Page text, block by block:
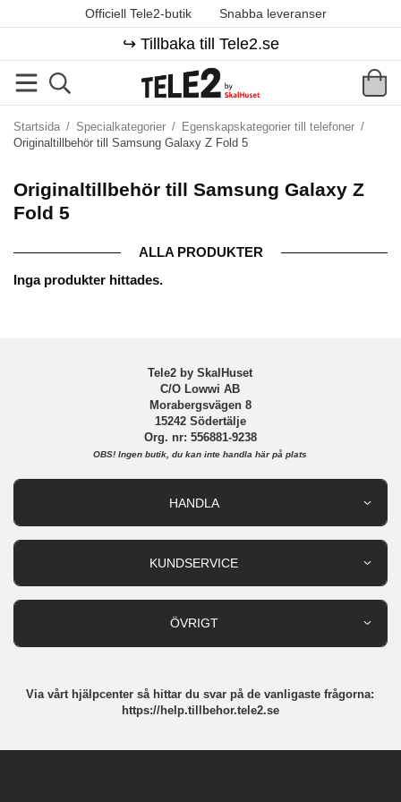
Officiell Tele2-butik Snabba leveranser
↪️ Tillbaka till Tele2.se
Startsida / Specialkategorier / Egenskapskategorier till telefoner /
Originaltillbehör till Samsung Galaxy Z Fold 5
Originaltillbehör till Samsung Galaxy Z
Fold 5
ALLA PRODUKTER
Inga produkter hittades.
Tele2 by SkalHuset
C/O Lowwi AB
Morabergsvägen 8
15242 Södertälje
Org. nr: 556881-9238
OBS! Ingen butik, du kan inte handla här på plats
HANDLA
KUNDSERVICE
ÖVRIGT
Integritetspolicy
Via vårt hjälpcenter så hittar du svar på de vanligaste frågorna:
https://help.tillbehor.tele2.se